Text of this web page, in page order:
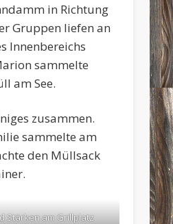
in Richtung
Gruppen liefen an
Innenbereichs
sammelte
am See.
zusammen.
sammelte am
den Müllsack
Stärken am Grillplatz